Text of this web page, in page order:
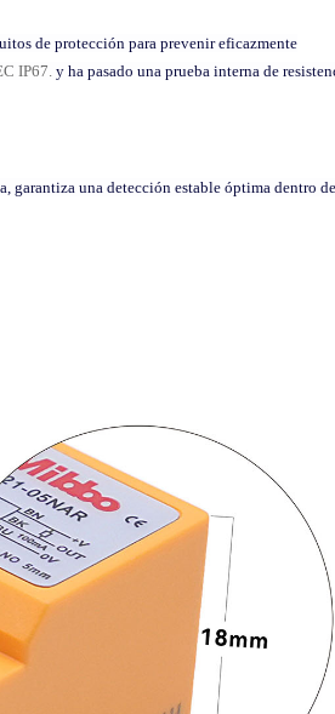
de protección para prevenir eficazmente
IP67. y ha pasado una prueba interna de
garantiza una detección estable óptima dentro